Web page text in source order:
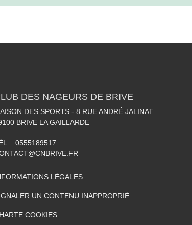
DES NAGEURS DE BRIVE
DES SPORTS - 8 RUE ANDRÉ JALINAT
BRIVE LA GAILLARDE
: 0555189517
LÉGALES
UN CONTENU INAPPROPRIÉ
COOKIES